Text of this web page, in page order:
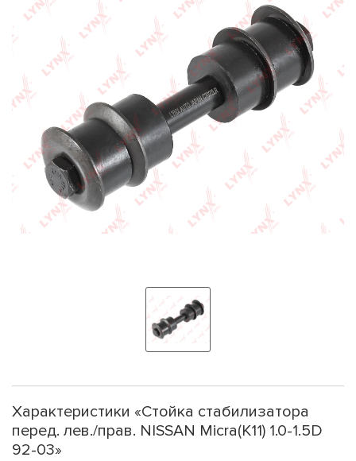
Характеристики «Стойка стабилизатора
перед. лев./прав. NISSAN Micra(K11) 1.0-1.5D
92-03»